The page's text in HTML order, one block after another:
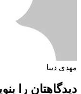
مهدی دیبا
دیدگاهتان را